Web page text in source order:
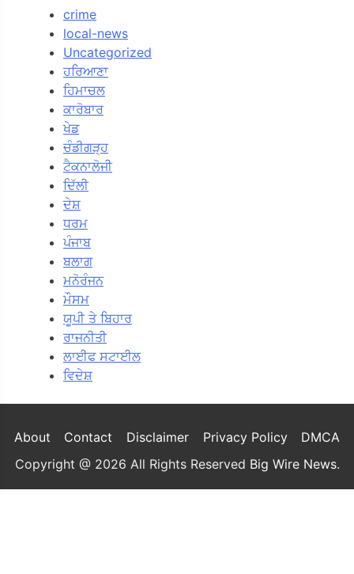
crime
local-news
Uncategorized
ਹਰਿਆਣਾ
ਹਿਮਾਚਲ
ਕਾਰੋਬਾਰ
ਖੇਡ
ਚੰਡੀਗੜ੍ਹ
ਟੈਕਨਾਲੋਜੀ
ਦਿੱਲੀ
ਦੇਸ਼
ਧਰਮ
ਪੰਜਾਬ
ਬਲਾਗ
ਮਨੋਰੰਜਨ
ਮੌਸਮ
ਯੂਪੀ ਤੇ ਬਿਹਾਰ
ਰਾਜਨੀਤੀ
ਲਾਈਫ ਸਟਾਈਲ
ਵਿਦੇਸ਼
About Contact Disclaimer Privacy Policy
DMCA
Copyright @ 2026 All Rights Reserved Big Wire News.